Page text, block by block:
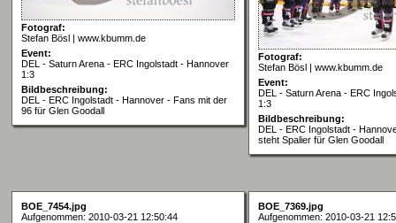
Fotograf:
Stefan Bösl | www.kbumm.de
Event:
DEL - Saturn Arena - ERC Ingolstadt - Hannover
1:3
Bildbeschreibung:
DEL - ERC Ingolstadt - Hannover - Fans mit der
96 für Glen Goodall
Fotograf:
Stefan Bösl | www.kbumm.de
Event:
DEL - Saturn Arena - ERC
1:3
Bildbeschreibung:
DEL - ERC Ingolstadt -
steht Spalier für Glen Goodall
BOE_7454.jpg
Aufgenommen: 2010-03-21 12:50:44
BOE_7369.jpg
Aufgenommen: 2010-03-21